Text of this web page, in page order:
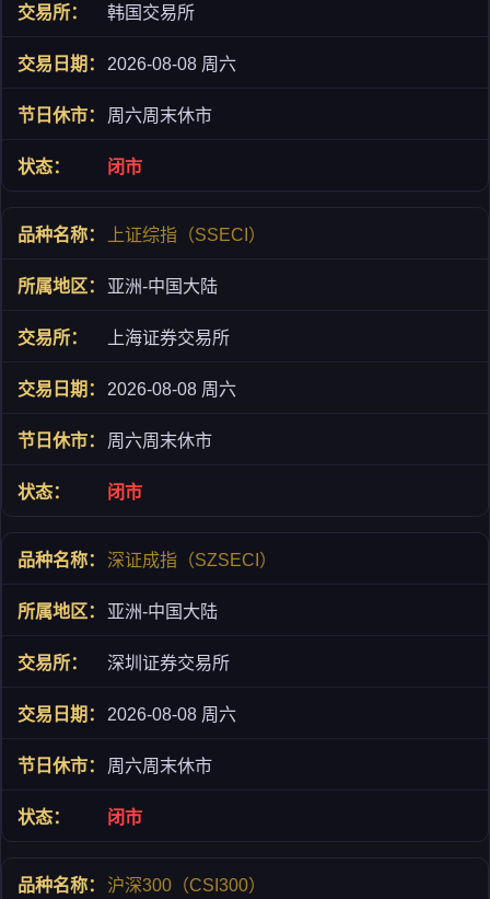
韩国交易所
2026-08-08 周六
周六周末休市
闭市
上证综指（SSECI）
亚洲-中国大陆
上海证券交易所
2026-08-08 周六
周六周末休市
闭市
深证成指（SZSECI）
亚洲-中国大陆
深圳证券交易所
2026-08-08 周六
周六周末休市
闭市
沪深300（CSI300）